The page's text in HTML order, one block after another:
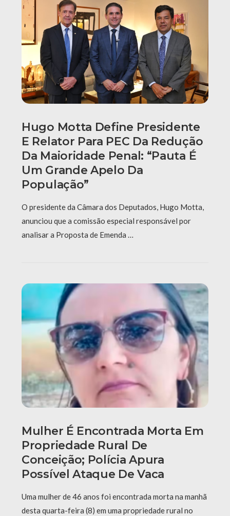
Hugo Motta Define Presidente
E Relator Para PEC Da Redução
Da Maioridade Penal: “Pauta É
Um Grande Apelo Da
População”
O presidente da Câmara dos Deputados, Hugo Motta,
anunciou que a comissão especial responsável por
analisar a Proposta de Emenda …
Mulher É Encontrada Morta Em
Propriedade Rural De
Conceição; Polícia Apura
Possível Ataque De Vaca
Uma mulher de 46 anos foi encontrada morta na manhã
desta quarta-feira (8) em uma propriedade rural no